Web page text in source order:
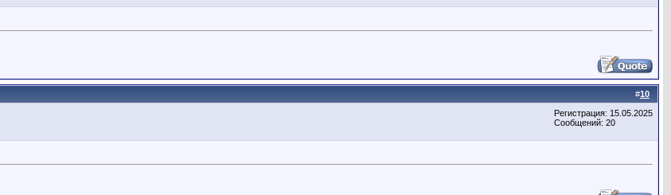
#10
Регистрация: 15.05.2025
Сообщений: 20